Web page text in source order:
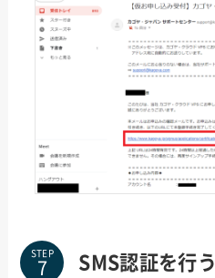
STEP SMS認証を行う